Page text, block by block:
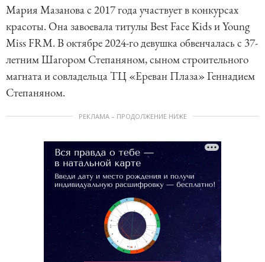
Мария Мазанова с 2017 года участвует в конкурсах
красоты. Она завоевала титулы Best Face Kids и Young
Miss FRM. В октябре 2024-го девушка обвенчалась с 37-
летним Шагором Степаняном, сыном строительного
магната и совладельца ТЦ «Ереван Плаза» Геннадием
Степаняном.
РЕКЛАМА – ПРОДОЛЖЕНИЕ НИЖЕ